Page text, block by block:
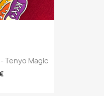
- Tenyo Magic